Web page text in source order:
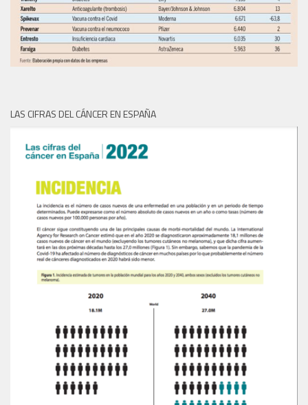
LAS CIFRAS DEL CÁNCER EN ESPAÑA